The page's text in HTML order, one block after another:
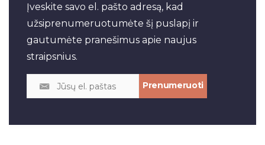
Įveskite savo el. pašto adresą, kad
užsiprenumeruotumėte šį puslapį ir
gautumėte pranešimus apie naujus
straipsnius.